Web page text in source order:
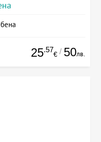
25.57
€ / 50лв.